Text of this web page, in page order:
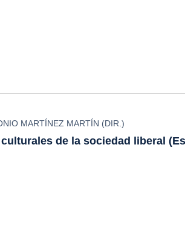
MARTÍNEZ MARTÍN (DIR.)
de la sociedad liberal